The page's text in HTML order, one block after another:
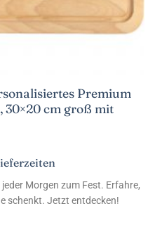
Premium
30×20 cm groß mit
Morgen zum Fest. Erfahre,
schenkt. Jetzt entdecken!